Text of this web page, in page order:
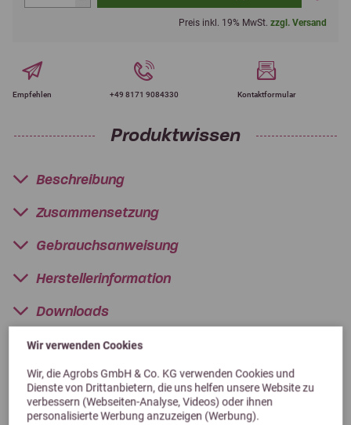
Wir verwenden Cookies
Wir, die Agrobs GmbH & Co. KG verwenden Cookies und
Dienste von Drittanbietern, die uns helfen unsere Website zu
verbessern (Webseiten-Analyse, Videos) oder ihnen
personalisierte Werbung anzuzeigen (Werbung).
Preis inkl. 19% MwSt. zzgl. Versand
Empfehlen +49 8171 9084330 Kontaktformular
Produktwissen
Beschreibung
Zusammensetzung
Gebrauchsanweisung
Herstellerinformation
Downloads
Ähnliche Produkte